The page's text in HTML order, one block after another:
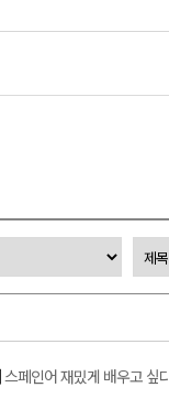
스페인어 재밌게 배우고 싶